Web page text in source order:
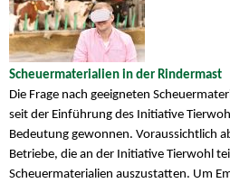
Scheuermaterialien in der Rindermast
Die Frage nach geeigneten
seit der Einführung des Initiative
Bedeutung gewonnen. Voraussichtlich
Betriebe, die an der Initiative Tierwohl
Scheuermaterialien auszustatten. Um